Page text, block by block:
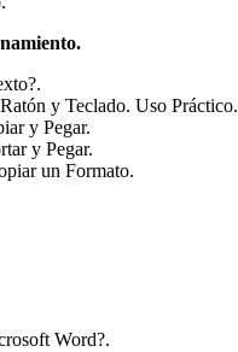
y Teclado. Uso Práctico.
y Pegar.
y Pegar.
un Formato.
Word?.